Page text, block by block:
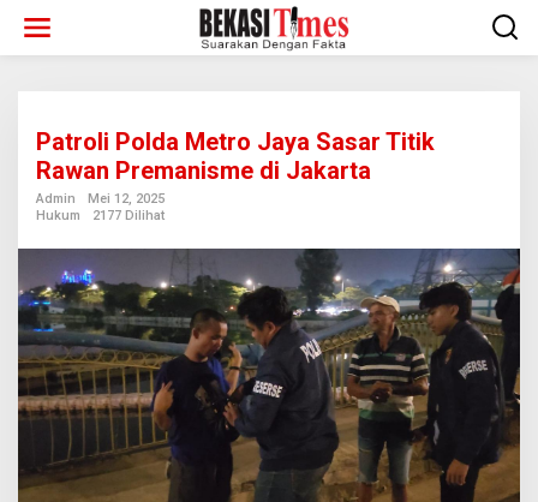
konten
Patroli Polda Metro Jaya Sasar Titik
Rawan Premanisme di Jakarta
Admin
Mei 12, 2025
Hukum
2177 Dilihat